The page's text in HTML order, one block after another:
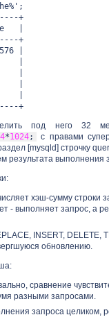
+
|
+
|
|
|
|
|
+
под него 32
*1024;
с правами
[mysqld] строчку
результата
хэш-сумму строки
- выполняет запрос, а
INSERT, DELETE,
обновлению.
сравнение
разными запросами.
запроса целиком,